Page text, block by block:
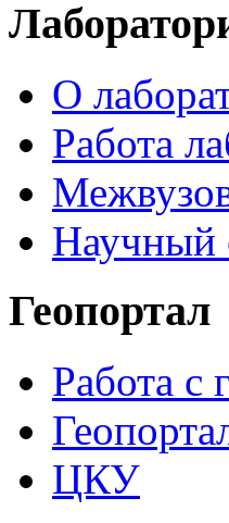
О
Работа
Научный
Геопортал
Работа с
ЦКУ